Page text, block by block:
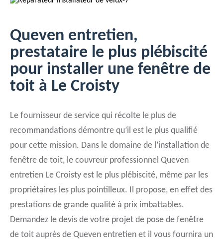
Queven entretien,
prestataire le plus plébiscité
pour installer une fenêtre de
toit à Le Croisty
Le fournisseur de service qui récolte le plus de
recommandations démontre qu’il est le plus qualifié
pour cette mission. Dans le domaine de l’installation de
fenêtre de toit, le couvreur professionnel Queven
entretien Le Croisty est le plus plébiscité, même par les
propriétaires les plus pointilleux. Il propose, en effet des
prestations de grande qualité à prix imbattables.
Demandez le devis de votre projet de pose de fenêtre
de toit auprès de Queven entretien et il vous fournira un